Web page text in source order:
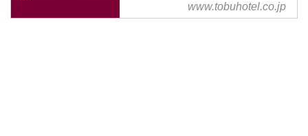
www.tobuhotel.co.jp